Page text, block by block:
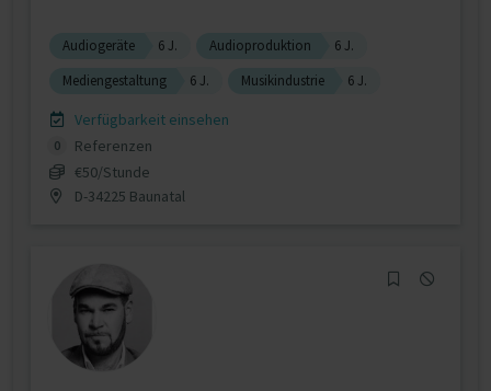
Audiogeräte 6 J. Audioproduktion
6 J.
Mediengestaltung
6 J. Musikindustrie 6 J.
Verfügbarkeit einsehen
0
Referenzen
€50/Stunde
D-34225 Baunatal